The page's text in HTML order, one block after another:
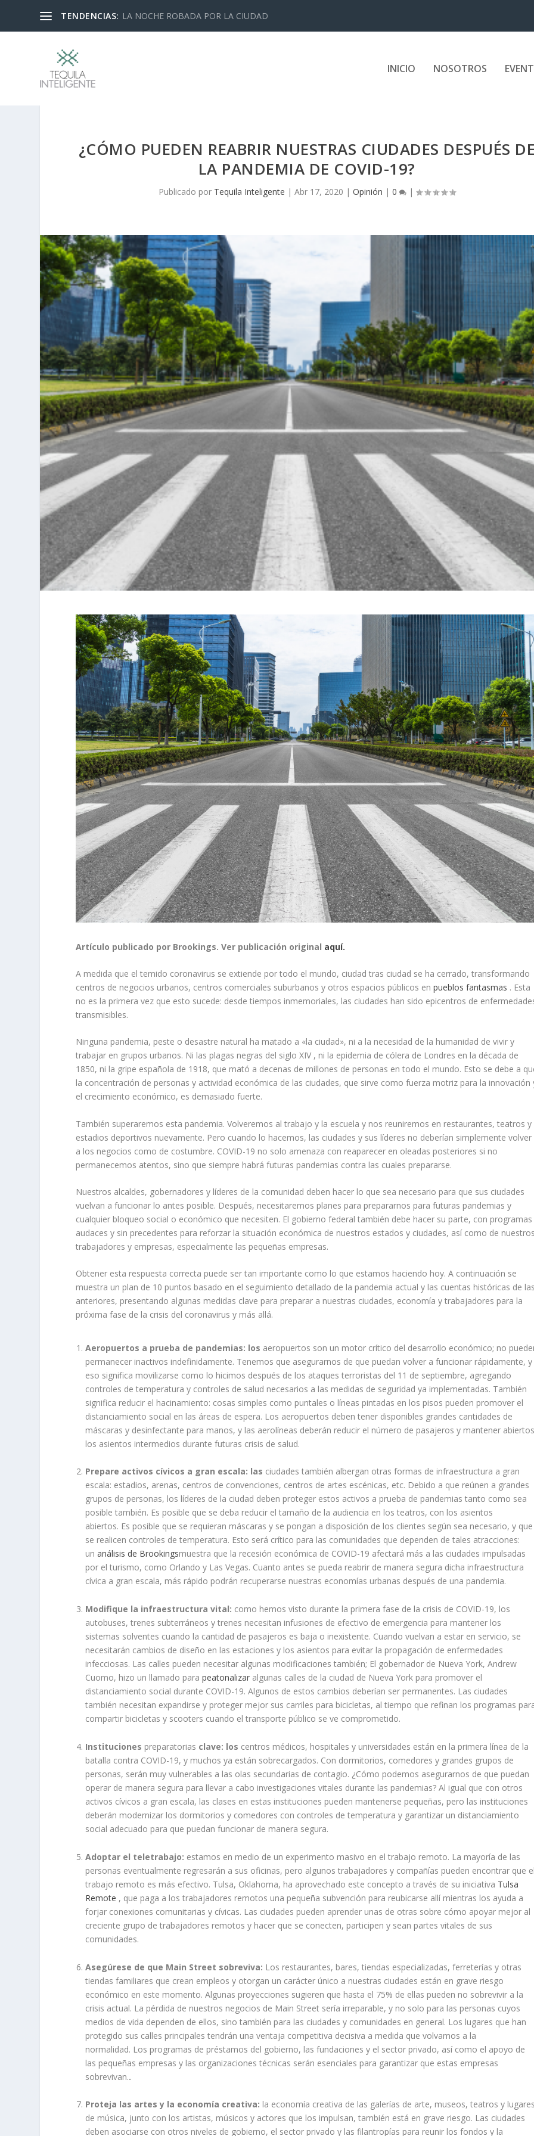
TENDENCIAS: LA NOCHE ROBADA POR LA CIUDAD
INICIO NOSOTROS
¿CÓMO PUEDEN REABRIR NUESTRAS CIUDADES DESPUÉS
LA PANDEMIA DE COVID-19?
Publicado por Tequila Inteligente | Abr 17, 2020 | Opinión | 0 |
Artículo publicado por Brookings. Ver publicación original aquí.
A medida que el temido coronavirus se extiende por todo el mundo, ciudad tras ciudad se ha cerrado, transformando
centros de negocios urbanos, centros comerciales suburbanos y otros espacios públicos enpueblos fantasmas . Esta
no es la primera vez que esto sucede: desde tiempos inmemoriales, las ciudades han sido epicentros de
transmisibles.
Ninguna pandemia, peste o desastre natural ha matado a «la ciudad», ni a la necesidad de la humanidad de vivir y
trabajar en grupos urbanos. Ni las plagas negras del sigloXIV , ni la epidemia de cólera de Londres en la década de
1850, ni la gripe española de 1918, que mató a decenas de millones de personas en todo el mundo. Esto se debe a
la concentración de personas y actividad económica de las ciudades, que sirve como fuerza motriz para la innovación
el crecimiento económico, es demasiado fuerte.
También superaremos esta pandemia. Volveremos al trabajo y la escuela y nos reuniremos en restaurantes, teatros y
estadios deportivos nuevamente. Pero cuando lo hacemos, las ciudades y sus líderes no deberían simplemente volver
a los negocios como de costumbre. COVID-19 no solo amenaza con reaparecer en oleadas posteriores si no
permanecemos atentos, sino que siempre habrá futuras pandemias contra las cuales prepararse.
Nuestros alcaldes, gobernadores y líderes de la comunidad deben hacer lo que sea necesario para que sus ciudades
vuelvan a funcionar lo antes posible. Después, necesitaremos planes para prepararnos para futuras pandemias y
cualquier bloqueo social o económico que necesiten. El gobierno federal también debe hacer su parte, con programas
audaces y sin precedentes para reforzar la situación económica de nuestros estados y ciudades, así como de
trabajadores y empresas, especialmente las pequeñas empresas.
Obtener esta respuesta correcta puede ser tan importante como lo que estamos haciendo hoy.A continuación se
muestra un plan de 10 puntos basado en el seguimiento detallado de la pandemia actual y las cuentas históricas de
anteriores, presentando algunas medidas clave para preparar a nuestras ciudades, economía y trabajadores para la
próxima fase de la crisis del coronavirus y más allá.
Aeropuertos a prueba de pandemias: los aeropuertos son un motor crítico del desarrollo económico; no
permanecer inactivos indefinidamente. Tenemos que asegurarnos de que puedan volver a funcionar rápidamente, y
eso significa movilizarse como lo hicimos después de los ataques terroristas del 11 de septiembre, agregando
controles de temperatura y controles de salud necesarios a las medidas de seguridad ya implementadas. También
significa reducir el hacinamiento: cosas simples como puntales o líneas pintadas en los pisos pueden promover el
distanciamiento social en las áreas de espera. Los aeropuertos deben tener disponibles grandes cantidades de
máscaras y desinfectante para manos, y las aerolíneas deberán reducir el número de pasajeros y mantener
los asientos intermedios durante futuras crisis de salud.
Prepare activos cívicos a gran escala: las ciudades también albergan otras formas de infraestructura a gran
escala: estadios, arenas, centros de convenciones, centros de artes escénicas, etc. Debido a que reúnen a grandes
grupos de personas, los líderes de la ciudad deben proteger estos activos a prueba de pandemias tanto como sea
posible también. Es posible que se deba reducir el tamaño de la audiencia en los teatros, con los asientos
abiertos. Es posible que se requieran máscaras y se pongan a disposición de los clientes según sea necesario, y que
se realicen controles de temperatura. Esto será crítico para las comunidades que dependen de tales atracciones:
unanálisis de Brookingsmuestra que la recesión económica de COVID-19 afectará más a las ciudades impulsadas
por el turismo, como Orlando y Las Vegas. Cuanto antes se pueda reabrir de manera segura dicha infraestructura
cívica a gran escala, más rápido podrán recuperarse nuestras economías urbanas después de una pandemia.
Modifique la infraestructura vital: como hemos visto durante la primera fase de la crisis de COVID-19, los
autobuses, trenes subterráneos y trenes necesitan infusiones de efectivo de emergencia para mantener los
sistemas solventes cuando la cantidad de pasajeros es baja o inexistente. Cuando vuelvan a estar en servicio, se
necesitarán cambios de diseño en las estaciones y los asientos para evitar la propagación de enfermedades
infecciosas. Las calles pueden necesitar algunas modificaciones también; El gobernador de Nueva York, Andrew
Cuomo, hizo un llamado parapeatonalizar algunas calles de la ciudad de Nueva York para promover el
distanciamiento social durante COVID-19. Algunos de estos cambios deberían ser permanentes. Las ciudades
también necesitan expandirse y proteger mejor sus carriles para bicicletas, al tiempo que refinan los programas
compartir bicicletas y scooters cuando el transporte público se ve comprometido.
Instituciones preparatorias clave: los centros médicos, hospitales y universidades están en la primera línea de la
batalla contra COVID-19, y muchos ya están sobrecargados. Con dormitorios, comedores y grandes grupos de
personas, serán muy vulnerables a las olas secundarias de contagio. ¿Cómo podemos asegurarnos de que puedan
operar de manera segura para llevar a cabo investigaciones vitales durante las pandemias? Al igual que con otros
activos cívicos a gran escala, las clases en estas instituciones pueden mantenerse pequeñas, pero las instituciones
deberán modernizar los dormitorios y comedores con controles de temperatura y garantizar un distanciamiento
social adecuado para que puedan funcionar de manera segura.
Adoptar el teletrabajo: estamos en medio de un experimento masivo en el trabajo remoto. La mayoría de las
personas eventualmente regresarán a sus oficinas, pero algunos trabajadores y compañías pueden encontrar que
trabajo remoto es más efectivo. Tulsa, Oklahoma, ha aprovechado este concepto a través de su iniciativa Tulsa
Remote , que paga a los trabajadores remotos una pequeña subvención para reubicarse allí mientras los ayuda a
forjar conexiones comunitarias y cívicas. Las ciudades pueden aprender unas de otras sobre cómo apoyar mejor al
creciente grupo de trabajadores remotos y hacer que se conecten, participen y sean partes vitales de sus
comunidades.
Asegúrese de que Main Street sobreviva: Los restaurantes, bares, tiendas especializadas, ferreterías y otras
tiendas familiares que crean empleos y otorgan un carácter único a nuestras ciudades están en grave riesgo
económico en este momento. Algunas proyecciones sugieren que hasta el 75% de ellas pueden no sobrevivir a la
crisis actual. La pérdida de nuestros negocios de Main Street sería irreparable, y no solo para las personas cuyos
medios de vida dependen de ellos, sino también para las ciudades y comunidades en general. Los lugares que han
protegido sus calles principales tendrán una ventaja competitiva decisiva a medida que volvamos a la
normalidad. Los programas de préstamos del gobierno, las fundaciones y el sector privado, así como el apoyo de
las pequeñas empresas y las organizaciones técnicas serán esenciales para garantizar que estas empresas
sobrevivan..
Proteja las artes y la economía creativa: la economía creativa de las galerías de arte, museos, teatros y
de música, junto con los artistas, músicos y actores que los impulsan, también está en grave riesgo. Las ciudades
deben asociarse con otros niveles de gobierno, el sector privado y las filantropías para reunir los fondos y la